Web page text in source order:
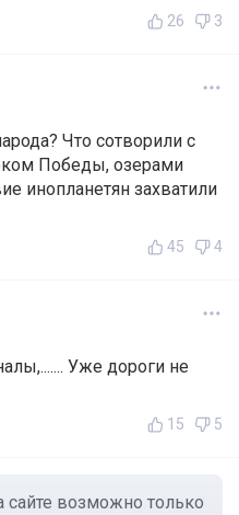
26 3
Что сотворили с
Победы, озерами
инопланетян захватили
45 4
Уже дороги не
15 5
сайте возможно только